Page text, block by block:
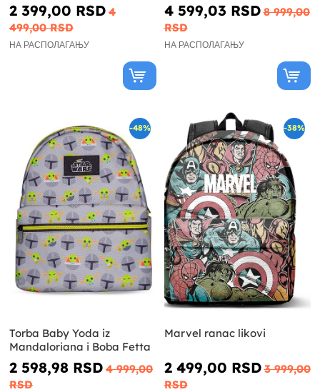
2 399,00 RSD 4
499,00 RSD
НА РАСПОЛАГАЊУ
4 599,03 RSD 8 999,00
RSD
НА РАСПОЛАГАЊУ
-48%
Torba Baby Yoda iz
Mandaloriana i Boba Fetta
2 598,98 RSD 4 999,00
RSD
-38%
Marvel ranac likovi
2 499,00 RSD 3 999,00
RSD